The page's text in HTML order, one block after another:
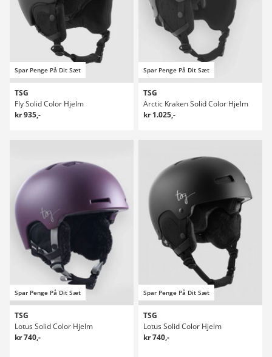
Spar Penge På Dit Sæt
TSG
Fly Solid Color Hjelm
kr 935,-
Spar Penge På Dit Sæt
TSG
Arctic Kraken Solid Color Hjelm
kr 1.025,-
Spar Penge På Dit Sæt
TSG
Lotus Solid Color Hjelm
kr 740,-
Spar Penge På Dit Sæt
TSG
Lotus Solid Color Hjelm
kr 740,-